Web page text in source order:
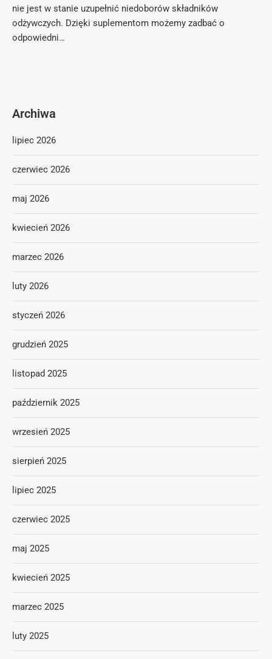
nie jest w stanie uzupełnić niedoborów składników
odżywczych. Dzięki suplementom możemy zadbać o
odpowiedni…
Archiwa
lipiec 2026
czerwiec 2026
maj 2026
kwiecień 2026
marzec 2026
luty 2026
styczeń 2026
grudzień 2025
listopad 2025
październik 2025
wrzesień 2025
sierpień 2025
lipiec 2025
czerwiec 2025
maj 2025
kwiecień 2025
marzec 2025
luty 2025